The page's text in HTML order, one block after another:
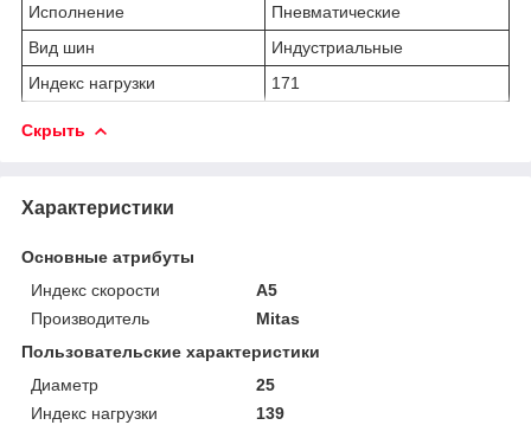
Исполнение
Пневматические
Вид шин
Индустриальные
Индекс нагрузки
171
Скрыть
Характеристики
Основные атрибуты
Индекс скорости
A5
Производитель
Mitas
Пользовательские характеристики
Диаметр
25
Индекс нагрузки
139